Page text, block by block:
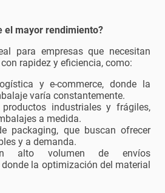
el mayor rendimiento?
para empresas que necesitan
rapidez y eficiencia, como:
y e-commerce, donde la
varía constantemente.
productos industriales y frágiles,
a medida.
packaging, que buscan ofrecer
y a demanda.
alto volumen de envíos
la optimización del material